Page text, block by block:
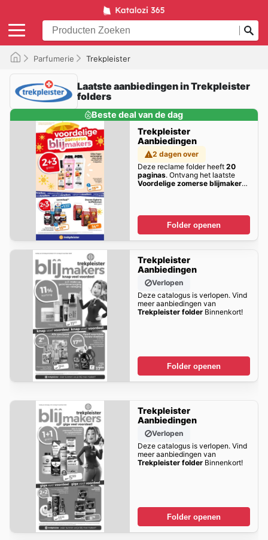
Parfumerie Trekpleister
Laatste aanbiedingen in Trekpleister
folders
Beste deal van de dag
Trekpleister
Aanbiedingen
2 dagen over
Deze reclame folder heeft 20
paginas. Ontvang het laatste
Voordelige zomerse blijmakers
Folder openen
Trekpleister
Aanbiedingen
Verlopen
Deze catalogus is verlopen. Vind
meer aanbiedingen van
Trekpleister folderBinnenkort!
Folder openen
Trekpleister
Aanbiedingen
Verlopen
Deze catalogus is verlopen. Vind
meer aanbiedingen van
Trekpleister folderBinnenkort!
Folder openen